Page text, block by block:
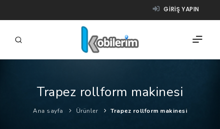
GIRIŞ YAPIN
FIRMALAR
ÜRÜNLER
Trapez rollform makinesi
Ana sayfa Ürünler Trapez rollform makinesi